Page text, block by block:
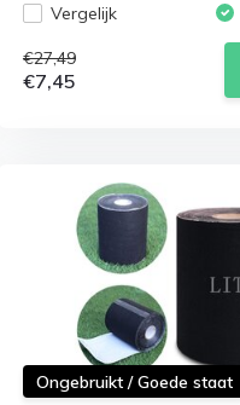
Vergelijk
€27,49
€7,45
Ongebruikt / Goede staat